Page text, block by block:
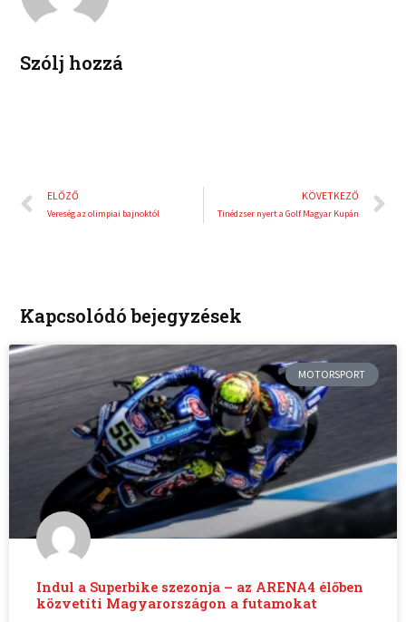
Szólj hozzá
Előző
ELŐZŐ
Vereség az olimpiai bajnoktól
KÖVETKEZŐ
Tinédzser nyert a Golf Magyar Kupán
Kapcsolódó bejegyzések
MOTORSPORT
Indul a Superbike szezonja – az ARENA4 élőben
közvetíti Magyarországon a futamokat